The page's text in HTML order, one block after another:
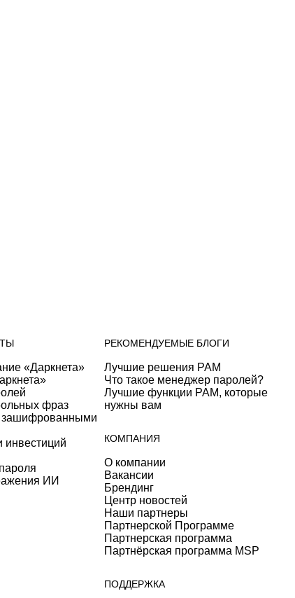
«Даркнета»
фраз
зашифрованными
инвестиций
ИИ
РЕКОМЕНДУЕМЫЕ БЛОГИ
Лучшие решения PAM
Что такое менеджер паролей?
Лучшие функции PAM, которые
нужны вам
КОМПАНИЯ
О компании
Вакансии
Брендинг
Центр новостей
Наши партнеры
Партнерской Программе
Партнерская программа
Партнёрская программа MSP
ПОДДЕРЖКА